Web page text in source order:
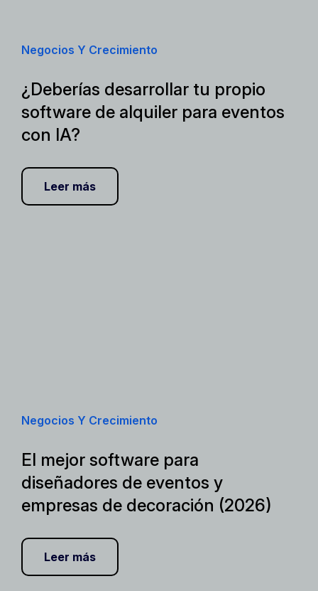
Negocios Y Crecimiento
¿Deberías desarrollar tu propio
software de alquiler para eventos
con IA?
Leer más
Negocios Y Crecimiento
El mejor software para
diseñadores de eventos y
empresas de decoración (2026)
Leer más